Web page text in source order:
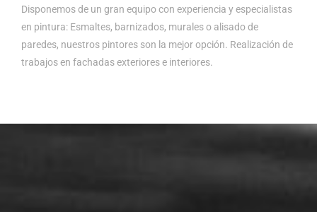
Disponemos de un gran equipo con experiencia y especialistas
en pintura: Esmaltes, barnizados, murales o alisado de
paredes, nuestros pintores son la mejor opción. Realización de
trabajos en fachadas exteriores e interiores.